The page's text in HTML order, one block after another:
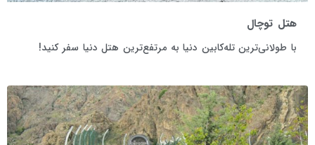
هتل توچال
با طولانی‌ترین تله‌کابین دنیا به مرتفع‌ترین هتل دنیا سفر کنید!